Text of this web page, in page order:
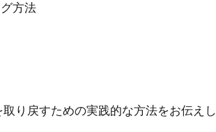
方法
り戻すための実践的な方法をお伝えし